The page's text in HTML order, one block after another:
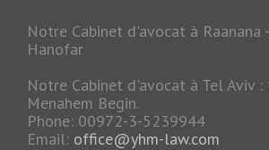
Notre Cabinet d'avocat à Raanana
Hanofar
Notre Cabinet d'avocat à Tel Aviv :
Menahem Begin.
Phone: 00972-3-5239944
Email: office@yhm-law.com